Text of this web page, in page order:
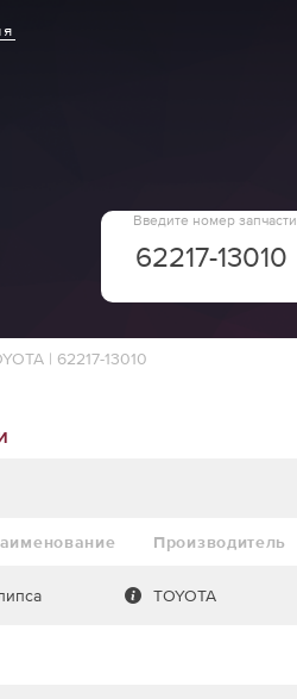
Введите номер запчасти
| 62217-13010
Производитель
TOYOTA